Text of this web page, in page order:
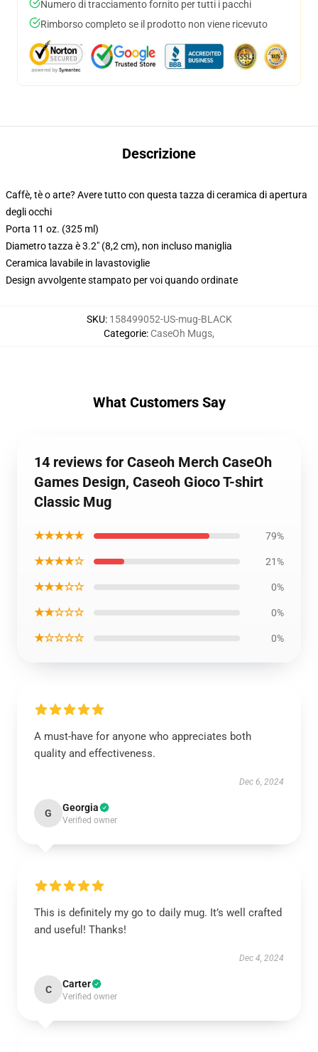
Numero di tracciamento fornito per tutti i pacchi
Rimborso completo se il prodotto non viene ricevuto
Descrizione
Caffè, tè o arte? Avere tutto con questa tazza di ceramica di apertura
degli occhi
Porta 11 oz. (325 ml)
Diametro tazza è 3.2" (8,2 cm), non incluso maniglia
Ceramica lavabile in lavastoviglie
Design avvolgente stampato per voi quando ordinate
SKU: 158499052-US-mug-BLACK
Categorie: CaseOh Mugs,
What Customers Say
14 reviews for Caseoh Merch CaseOh
Games Design, Caseoh Gioco T-shirt
Classic Mug
★★★★★ 79%
★★★★☆ 21%
★★★☆☆ 0%
★★☆☆☆ 0%
★☆☆☆☆ 0%
A must-have for anyone who appreciates both
quality and effectiveness.
Dec 6, 2024
G Georgia
Verified owner
This is definitely my go to daily mug. It’s well crafted
and useful! Thanks!
Dec 4, 2024
C Carter
Verified owner